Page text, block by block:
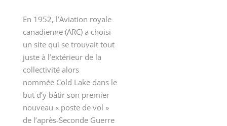
En 1952, l’Aviation royale
canadienne (ARC) a choisi
un site qui se trouvait tout
juste à l’extérieur de la
collectivité alors
nommée Cold Lake dans le
but d’y bâtir son premier
nouveau « poste de vol »
de l’après-Seconde Guerre